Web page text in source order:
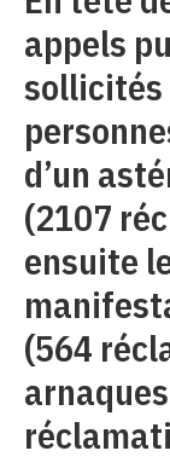
appels
sollicités
d’un
(2107
ensuite
(564